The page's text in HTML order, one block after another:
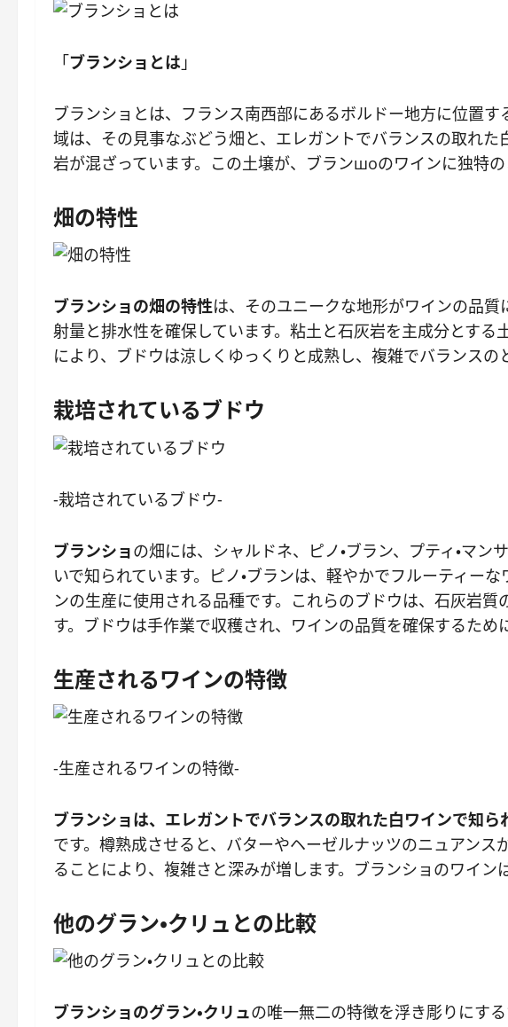
「ブランショとは 」
ブランショとは、フランス南西部にあるボルドー地方に位置
域は、その見事なぶどう畑と、エレガントでバランスの取れ
岩が混ざっています。この土壌が、ブランшоのワインに独特の
畑の特性
ブランショの畑の特性は、そのユニークな地形がワインの品
射量と排水性を確保しています。粘土と石灰岩を主成分とす
により、ブドウは涼しくゆっくりと成熟し、複雑でバランスの
栽培されているブドウ
-栽培されているブドウ-
ブランショの畑には、シャルドネ、ピノ・ブラン、プティ・マ
いで知られています。ピノ・ブランは、軽やかでフルーティー
ンの生産に使用される品種です。これらのブドウは、石灰岩
す。ブドウは手作業で収穫され、ワインの品質を確保するため
生産されるワインの特徴
-生産されるワインの特徴-
ブランショは、エレガントでバランスの取れた白ワインで知ら
です。樽熟成させると、バターやヘーゼルナッツのニュアン
ることにより、複雑さと深みが増します。ブランショのワイ
他のグラン・クリュとの比較
ブランショのグラン・クリュの唯一無二の特徴を浮き彫りにす